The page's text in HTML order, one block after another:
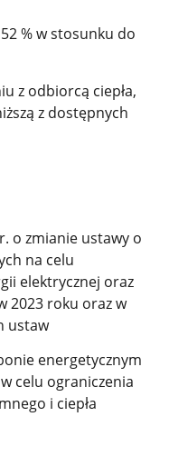
% w stosunku do
z odbiorcą ciepła,
z dostępnych
o zmianie ustawy o
na celu
elektrycznej oraz
2023 roku oraz w
ustaw
energetycznym
celu ograniczenia
i ciepła